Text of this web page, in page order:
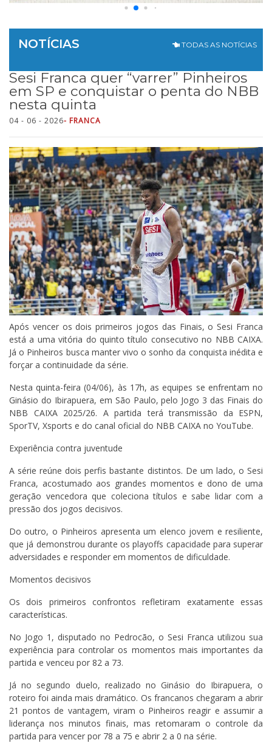
NOTÍCIAS TODAS AS NOTÍCIAS
Sesi Franca quer “varrer” Pinheiros
em SP e conquistar o penta do NBB
nesta quinta
04 - 06 - 2026- FRANCA
Após vencer os dois primeiros jogos das Finais, o Sesi Franca
está a uma vitória do quinto título consecutivo no NBB CAIXA.
Já o Pinheiros busca manter vivo o sonho da conquista inédita e
forçar a continuidade da série.
Nesta quinta-feira (04/06), às 17h, as equipes se enfrentam no
Ginásio do Ibirapuera, em São Paulo, pelo Jogo 3 das Finais do
NBB CAIXA 2025/26. A partida terá transmissão da ESPN,
SporTV, Xsports e do canal oficial do NBB CAIXA no YouTube.
Experiência contra juventude
A série reúne dois perfis bastante distintos. De um lado, o Sesi
Franca, acostumado aos grandes momentos e dono de uma
geração vencedora que coleciona títulos e sabe lidar com a
pressão dos jogos decisivos.
Do outro, o Pinheiros apresenta um elenco jovem e resiliente,
que já demonstrou durante os playoffs capacidade para superar
adversidades e responder em momentos de dificuldade.
Momentos decisivos
Os dois primeiros confrontos refletiram exatamente essas
características.
No Jogo 1, disputado no Pedrocão, o Sesi Franca utilizou sua
experiência para controlar os momentos mais importantes da
partida e venceu por 82 a 73.
Já no segundo duelo, realizado no Ginásio do Ibirapuera, o
roteiro foi ainda mais dramático. Os francanos chegaram a abrir
21 pontos de vantagem, viram o Pinheiros reagir e assumir a
liderança nos minutos finais, mas retomaram o controle da
partida para vencer por 78 a 75 e abrir 2 a 0 na série.